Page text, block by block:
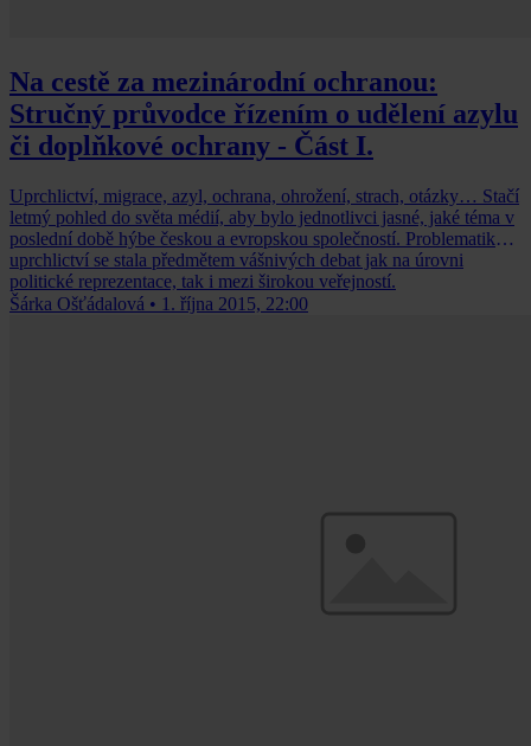
Na cestě za mezinárodní ochranou:
Stručný průvodce řízením o udělení azylu
či doplňkové ochrany - Část I.
Uprchlictví, migrace, azyl, ochrana, ohrožení, strach, otázky… Stačí
letmý pohled do světa médií, aby bylo jednotlivci jasné, jaké téma v
poslední době hýbe českou a evropskou společností. Problematika
uprchlictví se stala předmětem vášnivých debat jak na úrovni
politické reprezentace, tak i mezi širokou veřejností.
Šárka Ošťádalová • 1. října 2015, 22:00